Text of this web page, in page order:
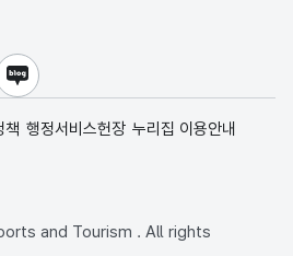
스북
블로그
책 행정서비스헌장 누리집 이용안내
and Tourism . All rights